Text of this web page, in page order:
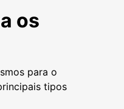
os
para o
tipos